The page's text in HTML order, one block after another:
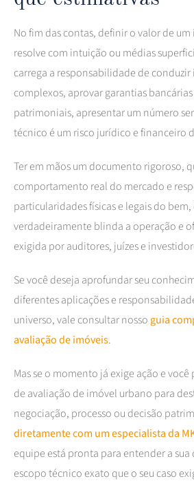
No fim das contas, definir o valor de
resolve com intuição ou médias
carrega a responsabilidade de
complexos, aprovar garantias
patrimoniais, apresentar um número
técnico é um risco jurídico e financeiro
Ter em mãos um documento rigoroso,
comportamento real do mercado e
particularidades físicas e legais do bem,
verdadeiramente blinda a operação e
exigida por auditores, juízes e
Se você deseja aprofundar seu
diferentes aplicações e
universo, vale consultar nosso guia
avaliação de imóveis.
Mas se o momento já exige ação e
de avaliação de imóvel urbano para
negociação, processo ou decisão
diretamente com um especialista da
equipe está pronta para entender a
escopo técnico exato que o seu caso